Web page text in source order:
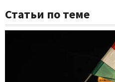
Статьи по теме